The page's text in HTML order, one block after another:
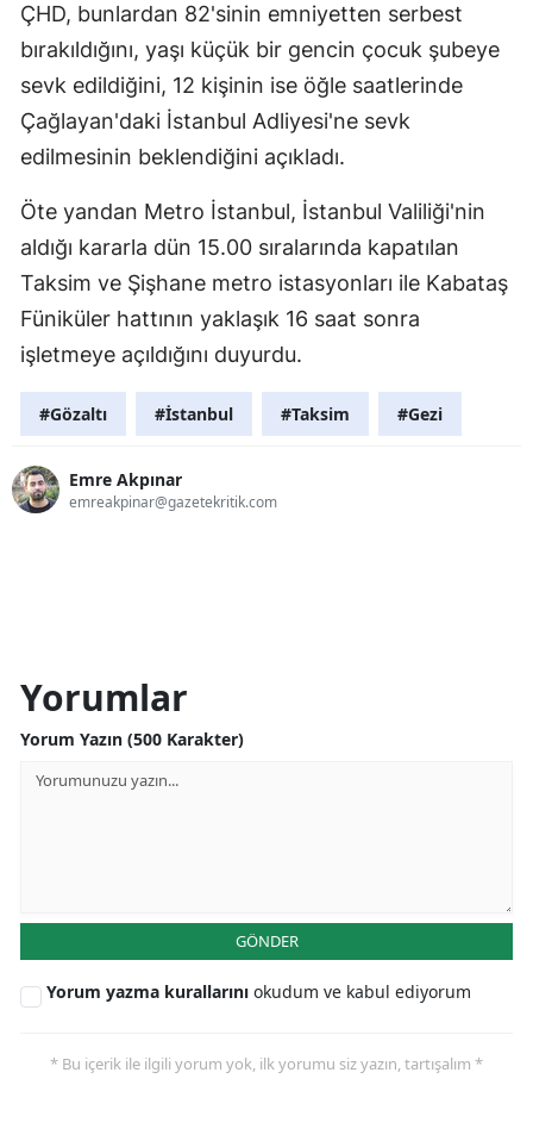
ÇHD, bunlardan 82'sinin emniyetten serbest
bırakıldığını, yaşı küçük bir gencin çocuk şubeye
sevk edildiğini, 12 kişinin ise öğle saatlerinde
Çağlayan'daki İstanbul Adliyesi'ne sevk
edilmesinin beklendiğini açıkladı.
Öte yandan Metro İstanbul, İstanbul Valiliği'nin
aldığı kararla dün 15.00 sıralarında kapatılan
Taksim ve Şişhane metro istasyonları ile Kabataş
Füniküler hattının yaklaşık 16 saat sonra
işletmeye açıldığını duyurdu.
#Gözaltı #İstanbul #Taksim #Gezi
Emre Akpınar
emreakpinar@gazetekritik.com
Yorumlar
Yorum Yazın (500 Karakter)
GÖNDER
Yorum yazma kurallarını okudum ve kabul ediyorum
* Bu içerik ile ilgili yorum yok, ilk yorumu siz yazın, tartışalım *